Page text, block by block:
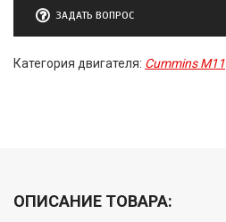
ЗАДАТЬ ВОПРОС
Категория двигателя: Cummins M11
ОПИСАНИЕ ТОВАРА: